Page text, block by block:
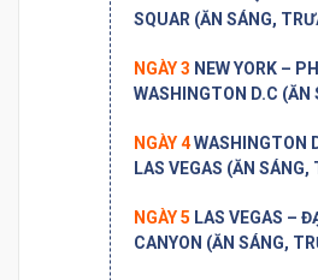
SQUAR (ĂN SÁNG,
NGÀY 3 NEW YORK –
WASHINGTON D.C (ĂN
NGÀY 4WASHINGTON
LAS VEGAS (ĂN SÁNG,
NGÀY 5 LAS VEGAS –
CANYON (ĂN SÁNG,